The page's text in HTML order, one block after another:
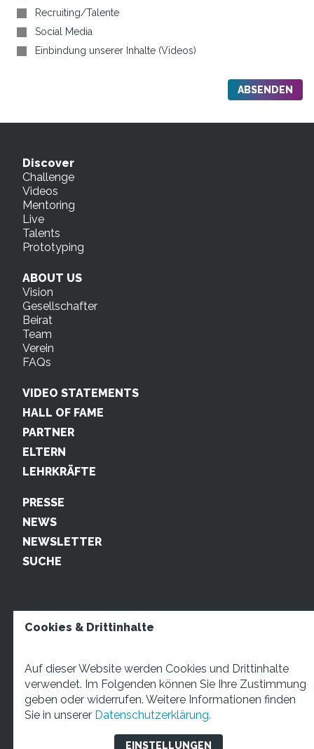
Recruiting/Talente
Social Media
Einbindung unserer Inhalte (Videos)
ABSENDEN
Discover
Challenge
Videos
Mentoring
Live
Talents
Prototyping
ABOUT US
Vision
Gesellschafter
Beirat
Team
Verein
FAQs
VIDEO STATEMENTS
HALL OF FAME
PARTNER
ELTERN
LEHRKRÄFTE
PRESSE
NEWS
NEWSLETTER
SUCHE
STARTUP TEENS Münsterstraße 5, 59065 Hamm. Fon:
+49 2381 4870207 Mail:info@startupteens.de
Cookies & Drittinhalte
Auf dieser Website werden Cookies und Drittinhalte
verwendet. Im Folgenden können Sie Ihre Zustimmung
geben oder widerrufen. Weitere Informationen finden
Sie in unserer Datenschutzerklärung.
EINSTELLUNGEN